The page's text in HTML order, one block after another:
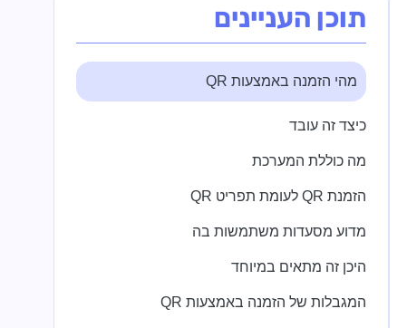
תוכן העניינים
מהי הזמנה באמצעות QR
כיצד זה עובד
מה כוללת המערכת
הזמנת QR לעומת תפריט QR
מדוע מסעדות משתמשות בה
היכן זה מתאים במיוחד
המגבלות של הזמנה באמצעות QR